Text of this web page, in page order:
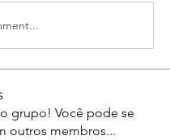
grupo! Você pode se
outros membros...